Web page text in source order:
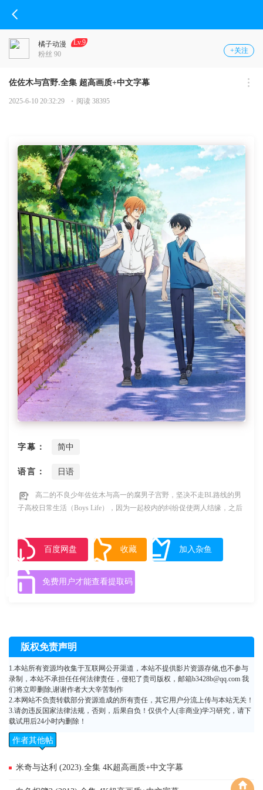
橘子动漫
Lv.9
粉丝 90
+关注
佐佐木与宫野.全集 超高画质+中文字幕
2025-6-10 20:32:29 阅读 38395
字幕： 简中
语言： 日语
高二的不良少年佐佐木与高一的腐男子宫野，坚决不走BL路线的男
子高校日常生活（Boys Life），因为一起校内的纠纷促使两人结缘，之后
百度网盘 收藏 加入杂鱼
免费用户才能查看提取码
版权免责声明
1.本站所有资源均收集于互联网公开渠道，本站不提供影片资源存储,也不参与
录制，本站不承担任任何法律责任，侵犯了贵司版权，邮箱b3428b@qq.com 我
们将立即删除,谢谢作者大大辛苦制作
2.本网站不负责转载部分资源造成的所有责任，其它用户分流上传与本站无关！
3.请勿违反国家法律法规，否则，后果自负！仅供个人(非商业)学习研究，请下
载试用后24小时内删除！
作者其他帖
米奇与达利 (2023).全集 4K超高画质+中文字幕